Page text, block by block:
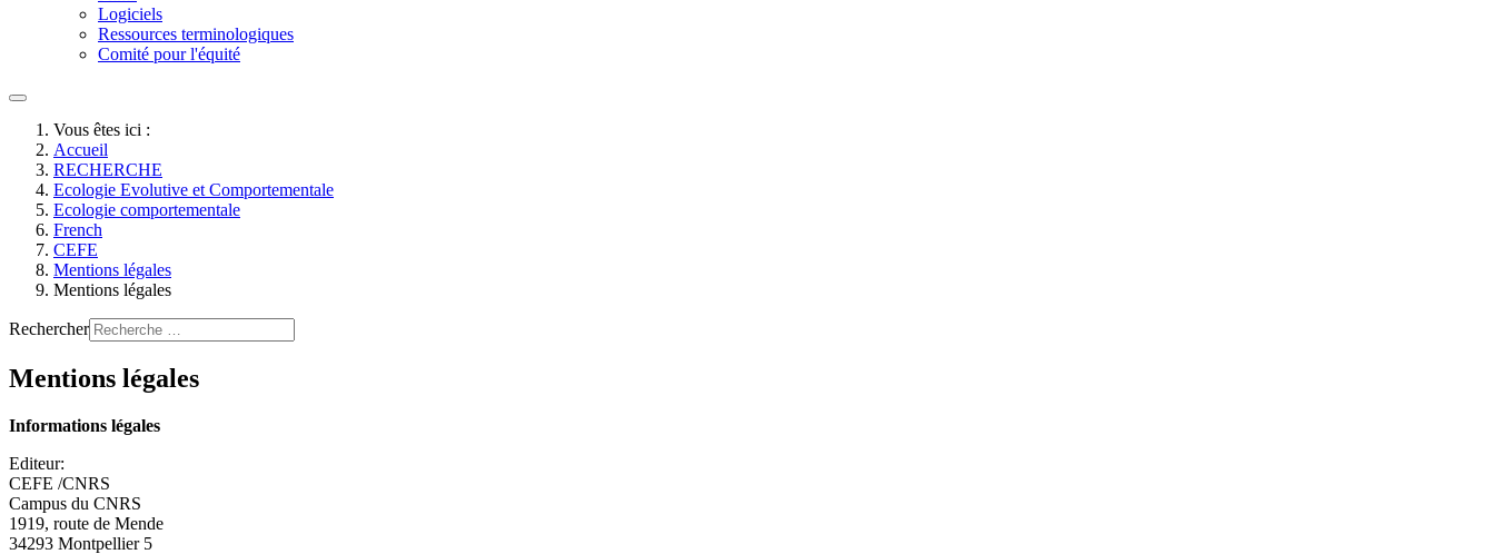
Logiciels
Ressources terminologiques
Comité pour l'équité
Vous êtes ici :
Accueil
RECHERCHE
Ecologie Evolutive et Comportementale
Ecologie comportementale
French
CEFE
Mentions légales
Mentions légales
Rechercher
Mentions légales
Informations légales
Editeur:
CEFE /CNRS
Campus du CNRS
1919, route de Mende
34293 Montpellier 5